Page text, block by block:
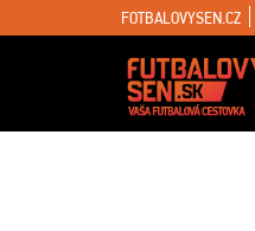
FOTBALOVYSEN.CZ